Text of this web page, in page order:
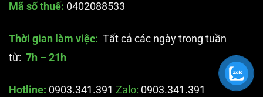
Mã số thuế: 0402088533
Thời gian làm việc: Tất cả các ngày trong tuần
từ: 7h – 21h
Hotline: 0903.341.391 Zalo: 0903.341.391